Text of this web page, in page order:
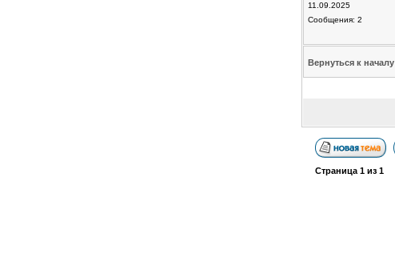
11.09.2025
Сообщения: 2
Вернуться к началу
Страница 1 из 1